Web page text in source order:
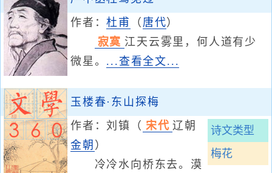
作者：杜甫 （ 唐代）
寂寞 江天云雾里，何人道有少
微星。 ...查看全文...
玉楼春·东山探梅
诗文类型
梅花
作者：刘镇 （ 宋代 辽朝
金朝 ）
冷冷水向桥东去。漠